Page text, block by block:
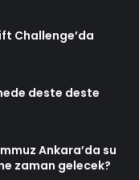
Challenge’da
deste deste
Ankara’da su
zaman gelecek?